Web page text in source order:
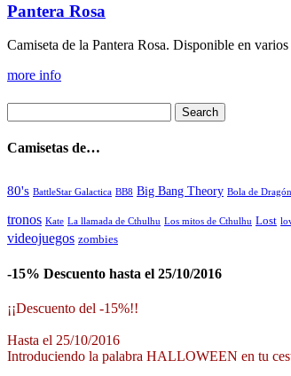
Pantera Rosa
Camiseta de la Pantera Rosa. Disponible en
more info
Camisetas de…
80's BattleStar Galactica BB8 Big Bang Theory Bola de Dragón
tronos Kate La llamada de Cthulhu Los mitos de Cthulhu Lost
videojuegos zombies
-15% Descuento hasta el 25/10/2016
¡¡Descuento del -15%!!
Hasta el 25/10/2016
Introduciendo la palabra HALLOWEEN en tu